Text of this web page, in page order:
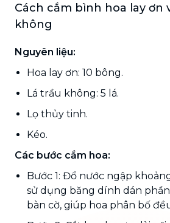
Cách cắm bình hoa lay ơn
không
Nguyên liệu:
Hoa lay ơn: 10 bông.
Lá trầu không: 5 lá.
Lọ thủy tinh.
Kéo.
Các bước cắm hoa:
Bước 1: Đổ nước ngập
sử dụng băng dính dán
bàn cờ, giúp hoa phân bố